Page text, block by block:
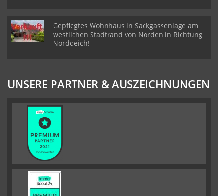
Gepflegtes Wohnhaus in Sackgassenlage am
westlichen Stadtrand von Norden in Richtung
Norddeich!
UNSERE PARTNER & AUSZEICHNUNGEN